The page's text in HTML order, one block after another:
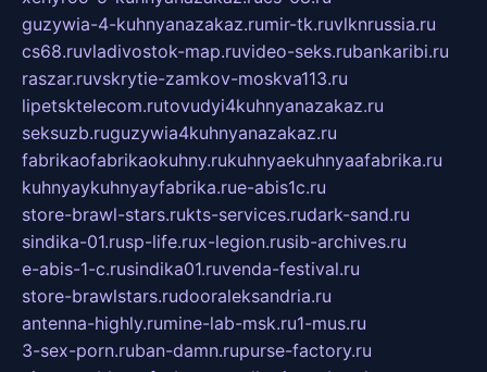
guzywia-4-kuhnyanazakaz.rumir-tk.ruvlknrussia.ru
cs68.ruvladivostok-map.ruvideo-seks.rubankaribi.ru
raszar.ruvskrytie-zamkov-moskva113.ru
lipetsktelecom.rutovudyi4kuhnyanazakaz.ru
seksuzb.ruguzywia4kuhnyanazakaz.ru
fabrikaofabrikaokuhny.rukuhnyaekuhnyaafabrika.ru
kuhnyaykuhnyayfabrika.rue-abis1c.ru
store-brawl-stars.rukts-services.rudark-sand.ru
sindika-01.rusp-life.rux-legion.rusib-archives.ru
e-abis-1-c.rusindika01.ruvenda-festival.ru
store-brawlstars.rudooraleksandria.ru
antenna-highly.rumine-lab-msk.ru1-mus.ru
3-sex-porn.ruban-damn.rupurse-factory.ru